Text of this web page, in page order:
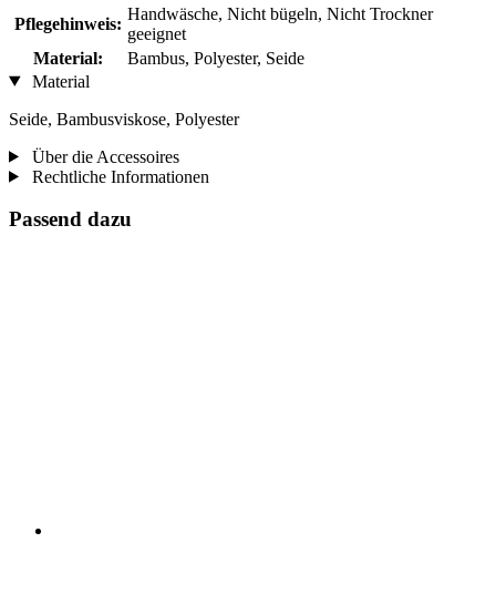
Pflegehinweis:
Handwäsche, Nicht bügeln, Nicht Trockner
geeignet
Material:
Bambus, Polyester, Seide
Material
Seide, Bambusviskose, Polyester
Über die Accessoires
Rechtliche Informationen
Passend dazu